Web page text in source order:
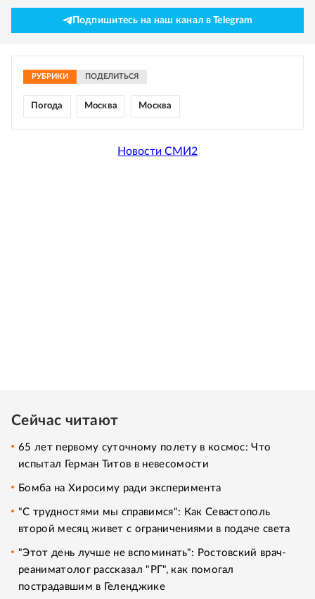
Подпишитесь на наш канал в Telegram
РУБРИКИ ПОДЕЛИТЬСЯ
Погода Москва Москва
Новости СМИ2
Сейчас читают
65 лет первому суточному полету в космос: Что
испытал Герман Титов в невесомости
Бомба на Хиросиму ради эксперимента
"С трудностями мы справимся": Как Севастополь
второй месяц живет с ограничениями в подаче света
"Этот день лучше не вспоминать": Ростовский врач-
реаниматолог рассказал "РГ", как помогал
пострадавшим в Геленджике